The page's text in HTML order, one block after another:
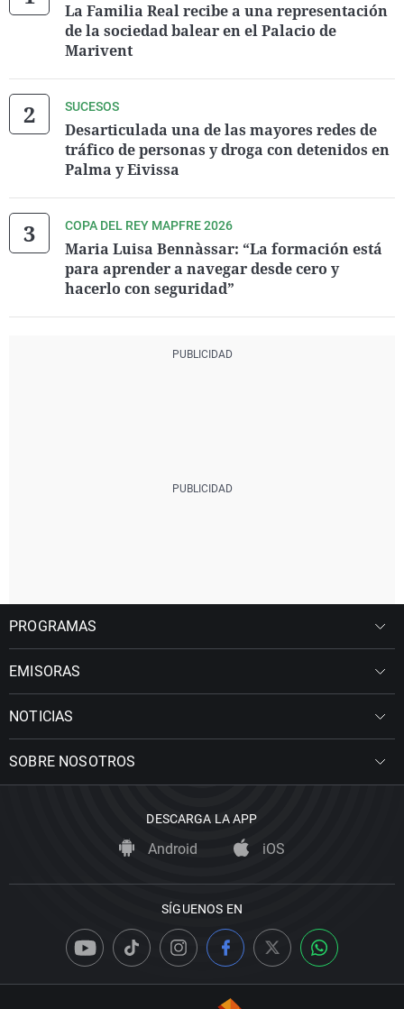
La Familia Real recibe a una representación
de la sociedad balear en el Palacio de
Marivent
SUCESOS
Desarticulada una de las mayores redes de
tráfico de personas y droga con detenidos en
Palma y Eivissa
COPA DEL REY MAPFRE 2026
Maria Luisa Bennàssar: “La formación está
para aprender a navegar desde cero y
hacerlo con seguridad”
PROGRAMAS
EMISORAS
NOTICIAS
SOBRE NOSOTROS
DESCARGA LA APP
Android iOS
SÍGUENOS EN